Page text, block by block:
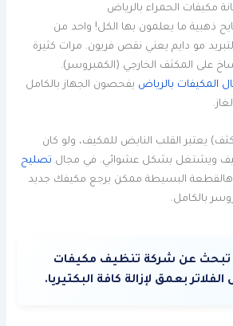
مكيفات الحمراء بالرياض
ذهبية ما يعلمون بها الكل! واحد من
مو دايم يعني نقص فريون. مرات كثيرة
على المكثف الخارجي (الكمبروسر).
المكيفات بالرياض يفحصون الجهاز بالكامل
يعتبر القلب النابض للمكيف، ولو كان
ويشتغل بشكل عشوائي. في مجال تصليح
هالقطعة البسيطة ممكن يرجع مكيفك جديد
بالكامل.
تبحث عن شركة تنظيف مكيفات
بعمق لإزالة كافة البكتيريا.